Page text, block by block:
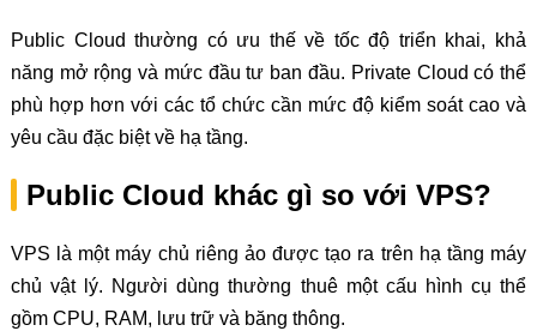
Public Cloud thường có ưu thế về tốc độ triển khai, khả
năng mở rộng và mức đầu tư ban đầu. Private Cloud có thể
phù hợp hơn với các tổ chức cần mức độ kiểm soát cao và
yêu cầu đặc biệt về hạ tầng.
Public Cloud khác gì so với VPS?
VPS là một máy chủ riêng ảo được tạo ra trên hạ tầng máy
chủ vật lý. Người dùng thường thuê một cấu hình cụ thể
gồm CPU, RAM, lưu trữ và băng thông.